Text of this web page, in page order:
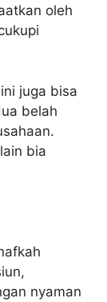
oleh
juga bisa
belah
bia
nyaman